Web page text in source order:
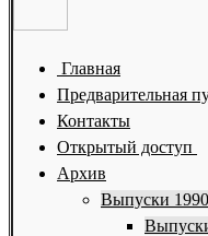
Главная
Предварительная
Контакты
Открытый доступ
Архив
Выпуски